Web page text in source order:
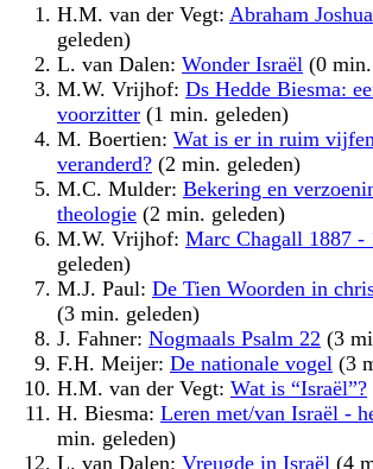
H.M. van der Vegt: Abraham
geleden)
L. van Dalen: Wonder Israël (0
M.W. Vrijhof: Ds Hedde Biesma:
voorzitter (1 min. geleden)
M. Boertien: Wat is er in ruim
veranderd? (2 min. geleden)
M.C. Mulder: Bekering en
theologie (2 min. geleden)
M.W. Vrijhof: Marc Chagall 1887 -
geleden)
M.J. Paul: De Tien Woorden in
(3 min. geleden)
J. Fahner: Nogmaals Psalm 22 (3
F.H. Meijer: De nationale vogel (3
H.M. van der Vegt: Wat is “Israël”?
H. Biesma: Leren met/van Israël -
min. geleden)
L. van Dalen: Vreugde in Israël (4